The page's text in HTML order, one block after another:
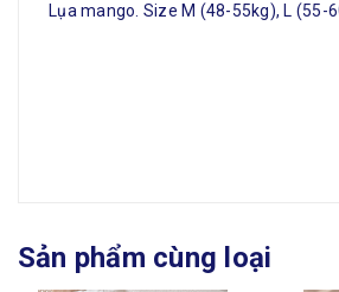
Lụa mango. Size M (48-55kg), L (55-
Sản phẩm cùng loại